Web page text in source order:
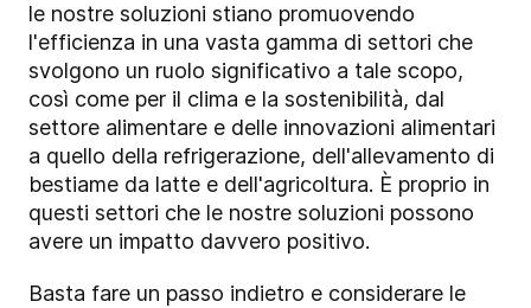
le nostre soluzioni stiano promuovendo
l'efficienza in una vasta gamma di settori che
svolgono un ruolo significativo a tale scopo,
così come per il clima e la sostenibilità, dal
settore alimentare e delle innovazioni alimentari
a quello della refrigerazione, dell'allevamento di
bestiame da latte e dell'agricoltura. È proprio in
questi settori che le nostre soluzioni possono
avere un impatto davvero positivo.
Basta fare un passo indietro e considerare le